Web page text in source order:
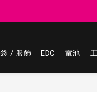
登記會
登記會
袋 / 服飾 EDC 電池